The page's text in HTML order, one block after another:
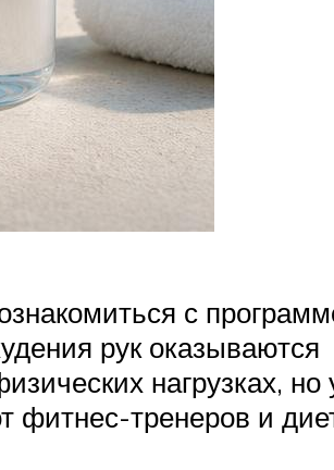
с
рук оказываются
нагрузках, но
тренеров и